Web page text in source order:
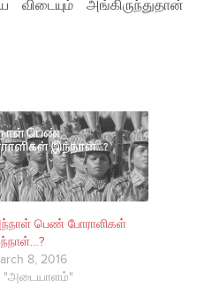
விடையும் அங்கிருந்துதான்
பெண் போராளிகள்
8, 2016
"அடையாளம்"